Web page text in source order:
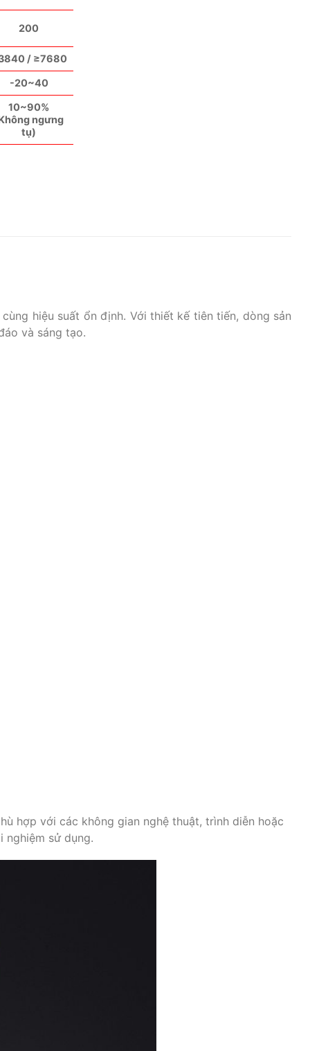
200
/ ≥7680
-20~40
10~90%
ngưng
tụ)
hiệu suất ổn định. Với thiết kế tiên tiến, dòng sản
và sáng tạo.
hợp với các không gian nghệ thuật, trình diễn hoặc
nghiệm sử dụng.